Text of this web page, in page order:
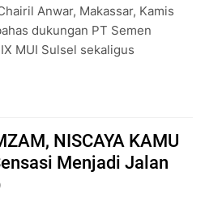
Anwar, Makassar, Kamis
dukungan PT Semen
MUI Sulsel sekaligus
NISCAYA KAMU
Menjadi Jalan